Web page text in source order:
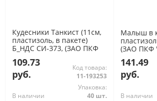
Кудесники Танкист (11см,
пластизоль, в пакете)
Б_НДС СИ-373, (ЗАО ПКФ
109.73
руб.
Код товара:
11-193253
В наличии
Упаковка:
40 шт.
Малыш в
(ЗАО ПКФ
141.49
руб.
В наличии